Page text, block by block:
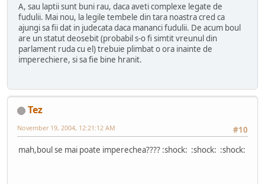
A, sau laptii sunt buni rau, daca aveti complexe legate de
fudulii. Mai nou, la legile tembele din tara noastra cred ca
ajungi sa fii dat in judecata daca mananci fudulii. De acum boul
are un statut deosebit (probabil s-o fi simtit vreunul din
parlament ruda cu el) trebuie plimbat o ora inainte de
imperechiere, si sa fie bine hranit.
Tez
#10
November 19, 2004, 12:21:12 AM
mah,boul se mai poate imperechea???? :shock: :shock: :shock: